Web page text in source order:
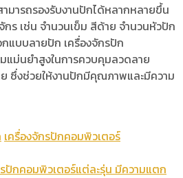
มารถรองรับงานปักได้หลากหลายขึ้น
ร เช่น จำนวนเข็ม สีด้าย จำนวนหัวปัก
แบบลายปัก เครื่องจักรปัก
แม่นยำสูงในการควบคุมลวดลาย
ซึ่งช่วยให้งานปักมีคุณภาพและมีความ
เครื่องจักรปักคอมพิวเตอร์
ปักคอมพิวเตอร์แต่ละรุ่น มีความแตก